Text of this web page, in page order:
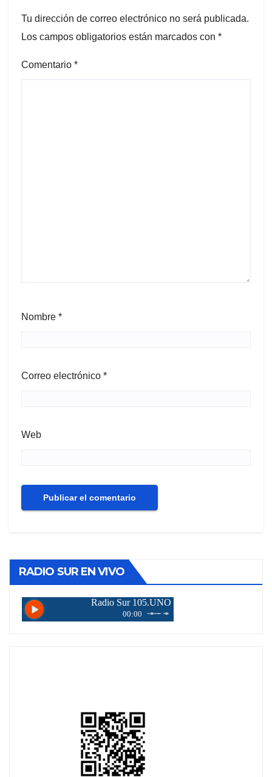
Tu dirección de correo electrónico no será publicada.
Los campos obligatorios están marcados con *
Comentario *
Nombre *
Correo electrónico *
Web
RADIO SUR EN VIVO